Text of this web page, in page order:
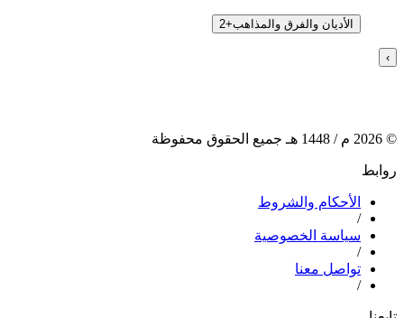
الأديان والفرق والمذاهب+
2
›
©
2026 م / 1448 هـ جميع الحقوق محفوظة
روابط
الأحكام والشروط
/
سياسة الخصوصية
/
تواصل معنا
/